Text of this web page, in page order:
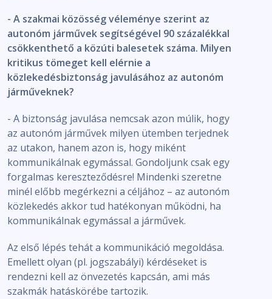
- A szakmai közösség véleménye szerint az
autonóm járművek segítségével 90 százalékkal
csökkenthető a közúti balesetek száma. Milyen
kritikus tömeget kell elérnie a
közlekedésbiztonság javulásához az autonóm
járműveknek?
- A biztonság javulása nemcsak azon múlik, hogy
az autonóm járművek milyen ütemben terjednek
az utakon, hanem azon is, hogy miként
kommunikálnak egymással. Gondoljunk csak egy
forgalmas kereszteződésre! Mindenki szeretne
minél előbb megérkezni a céljához – az autonóm
közlekedés akkor tud hatékonyan működni, ha
kommunikálnak egymással a járművek.
Az első lépés tehát a kommunikáció megoldása.
Emellett olyan (pl. jogszabályi) kérdéseket is
rendezni kell az önvezetés kapcsán, ami más
szakmák hatáskörébe tartozik.